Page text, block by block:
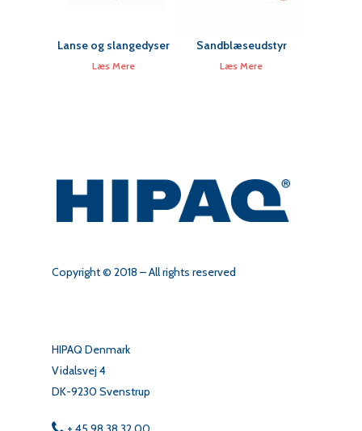
Lanse og slangedyser
Læs Mere
Sandblæseudstyr
Læs Mere
Copyright © 2018 – All rights reserved
HIPAQ Denmark
Vidalsvej 4
DK-9230 Svenstrup